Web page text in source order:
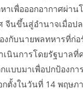
เพื่อออกอากาศผ่าน
จีนขึ้นสู่อำนาจเมื่อป
กับนายพลทหารที่ก่อ
นินการโดยรัฐบาลที่
บบมาเพื่อปกป้องกา
ตั้งในวันที่ 14 พฤษภ